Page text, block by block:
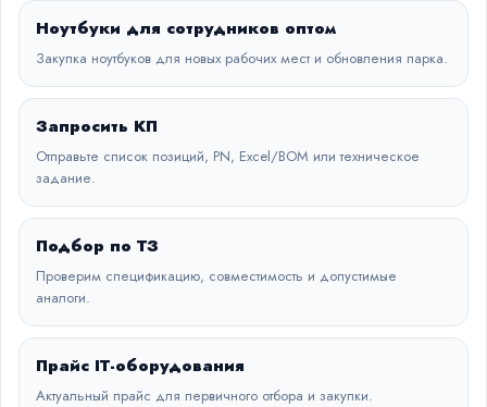
Ноутбуки для сотрудников оптом
Закупка ноутбуков для новых рабочих мест и обновления парка.
Запросить КП
Отправьте список позиций, PN, Excel/BOM или техническое
задание.
Подбор по ТЗ
Проверим спецификацию, совместимость и допустимые
аналоги.
Прайс IT-оборудования
Актуальный прайс для первичного отбора и закупки.